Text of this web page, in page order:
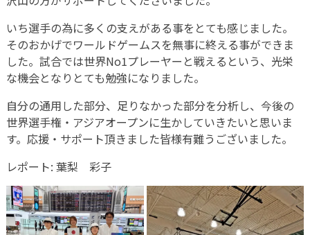
いち選手の為に多くの支えがある事をとても感じました。
そのおかげでワールドゲームスを無事に終える事ができま
した。試合では世界No1プレーヤーと戦えるという、光栄
な機会となりとても勉強になりました。
自分の通用した部分、足りなかった部分を分析し、今後の
世界選手権・アジアオープンに生かしていきたいと思いま
す。応援・サポート頂きました皆様有難うございました。
レポート: 葉梨 彩子